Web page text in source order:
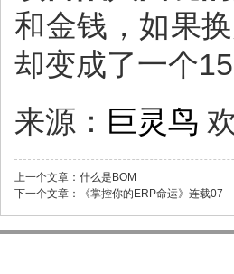
和金钱，如果
却变成了一个
来源： 巨灵鸟
上一个文章： 什么是BOM
下一个文章：
《掌控你的ERP命运》连载07